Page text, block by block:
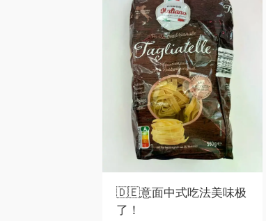
🇩🇪意面中式吃法美味极
了！